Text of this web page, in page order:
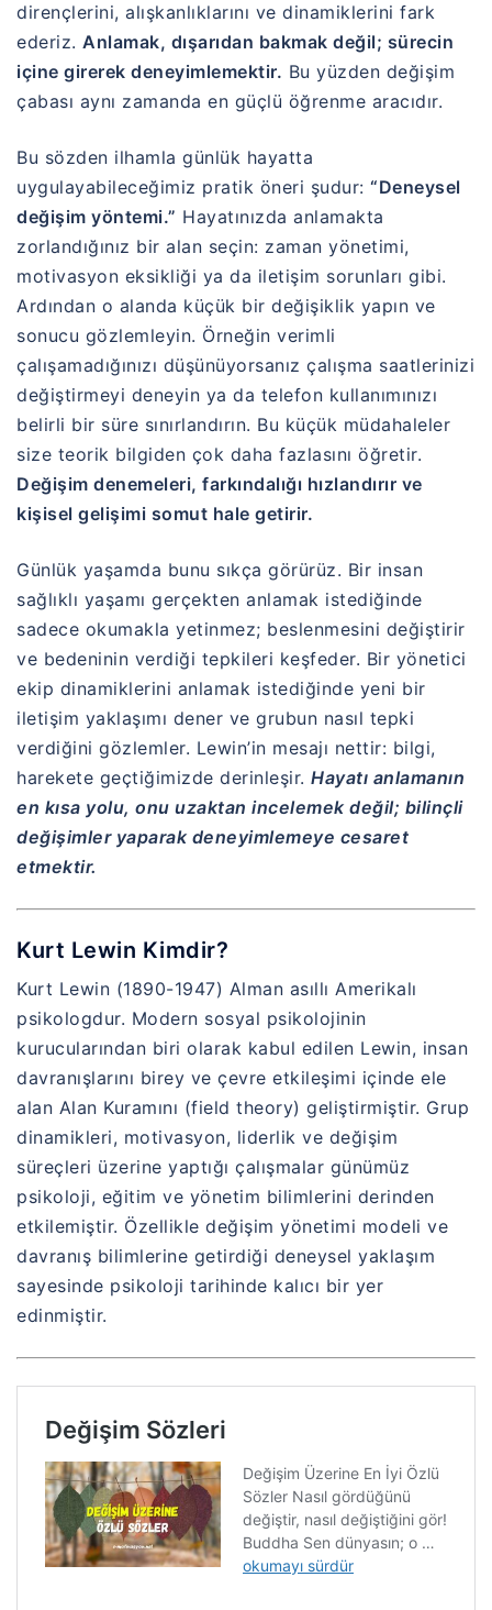
dirençlerini, alışkanlıklarını ve dinamiklerini fark
ederiz. Anlamak, dışarıdan bakmak değil; sürecin
içine girerek deneyimlemektir. Bu yüzden değişim
çabası aynı zamanda en güçlü öğrenme aracıdır.
Bu sözden ilhamla günlük hayatta
uygulayabileceğimiz pratik öneri şudur: “Deneysel
değişim yöntemi.” Hayatınızda anlamakta
zorlandığınız bir alan seçin: zaman yönetimi,
motivasyon eksikliği ya da iletişim sorunları gibi.
Ardından o alanda küçük bir değişiklik yapın ve
sonucu gözlemleyin. Örneğin verimli
çalışamadığınızı düşünüyorsanız çalışma saatlerinizi
değiştirmeyi deneyin ya da telefon kullanımınızı
belirli bir süre sınırlandırın. Bu küçük müdahaleler
size teorik bilgiden çok daha fazlasını öğretir.
Değişim denemeleri, farkındalığı hızlandırır ve
kişisel gelişimi somut hale getirir.
Günlük yaşamda bunu sıkça görürüz. Bir insan
sağlıklı yaşamı gerçekten anlamak istediğinde
sadece okumakla yetinmez; beslenmesini değiştirir
ve bedeninin verdiği tepkileri keşfeder. Bir yönetici
ekip dinamiklerini anlamak istediğinde yeni bir
iletişim yaklaşımı dener ve grubun nasıl tepki
verdiğini gözlemler. Lewin’in mesajı nettir: bilgi,
harekete geçtiğimizde derinleşir. Hayatı anlamanın
en kısa yolu, onu uzaktan incelemek değil; bilinçli
değişimler yaparak deneyimlemeye cesaret
etmektir.
Kurt Lewin Kimdir?
Kurt Lewin (1890-1947) Alman asıllı Amerikalı
psikologdur. Modern sosyal psikolojinin
kurucularından biri olarak kabul edilen Lewin, insan
davranışlarını birey ve çevre etkileşimi içinde ele
alan Alan Kuramını (field theory) geliştirmiştir. Grup
dinamikleri, motivasyon, liderlik ve değişim
süreçleri üzerine yaptığı çalışmalar günümüz
psikoloji, eğitim ve yönetim bilimlerini derinden
etkilemiştir. Özellikle değişim yönetimi modeli ve
davranış bilimlerine getirdiği deneysel yaklaşım
sayesinde psikoloji tarihinde kalıcı bir yer
edinmiştir.